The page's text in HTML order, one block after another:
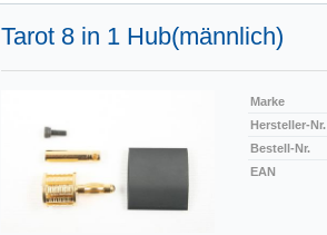
Tarot 8 in 1 Hub(männlich)
Marke
Hersteller-Nr.
Bestell-Nr.
EAN